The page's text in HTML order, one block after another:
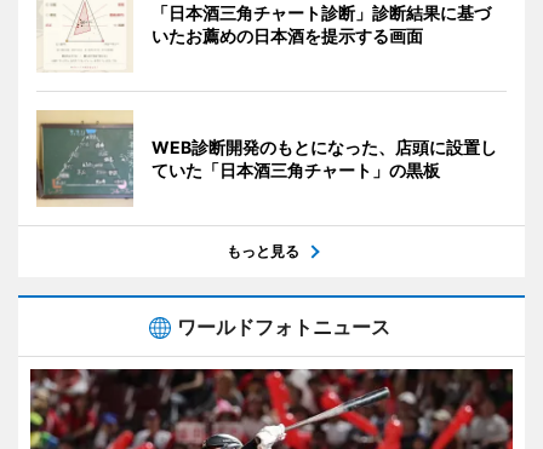
「日本酒三角チャート診断」診断結果に基づ
いたお薦めの日本酒を提示する画面
WEB診断開発のもとになった、店頭に設置し
ていた「日本酒三角チャート」の黒板
もっと見る
ワールドフォトニュース